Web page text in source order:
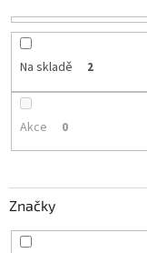
u
ů
Na skladě 2
Akce 0
Značky